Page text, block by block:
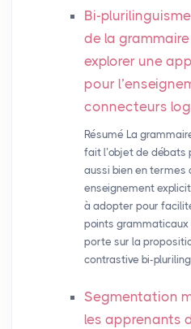
Bi-
de la grammaire
explorer une
pour
connecteurs
Résumé La
fait l’objet de débats
aussi bien en termes
enseignement
à adopter pour
points grammaticaux
porte sur la
contrastive bi-
Segmentation
les apprenants